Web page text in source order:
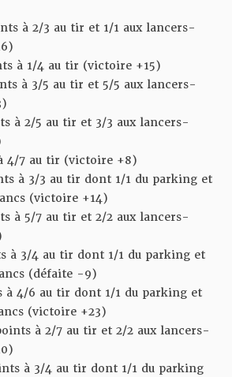
à 2/3 au tir et 1/1 aux lancers-
à 1/4 au tir (victoire +15)
à 3/5 au tir et 5/5 aux lancers-
à 2/5 au tir et 3/3 aux lancers-
4/7 au tir (victoire +8)
à 3/3 au tir dont 1/1 du parking et
(victoire +14)
à 5/7 au tir et 2/2 aux lancers-
à 3/4 au tir dont 1/1 du parking et
(défaite -9)
à 4/6 au tir dont 1/1 du parking et
(victoire +23)
à 2/7 au tir et 2/2 aux lancers-
à 3/4 au tir dont 1/1 du parking